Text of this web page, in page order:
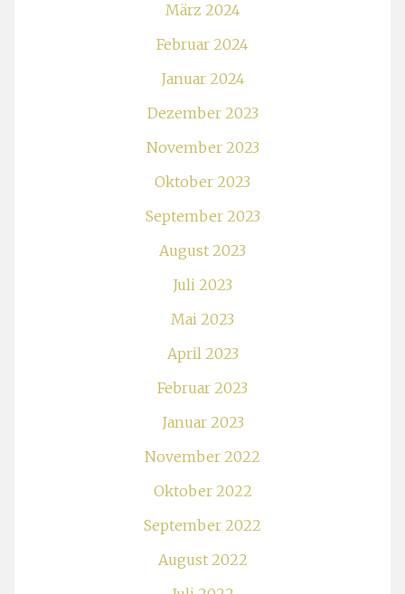
März 2024
Februar 2024
Januar 2024
Dezember 2023
November 2023
Oktober 2023
September 2023
August 2023
Juli 2023
Mai 2023
April 2023
Februar 2023
Januar 2023
November 2022
Oktober 2022
September 2022
August 2022